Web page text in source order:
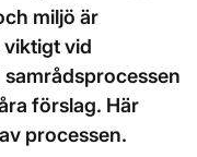
miljö är
vid
förslag. Här
processen.